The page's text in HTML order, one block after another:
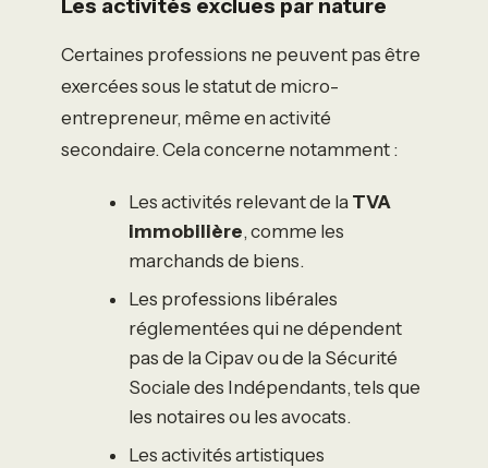
Certaines professions ne peuvent pas être
exercées sous le statut de micro-
entrepreneur, même en activité
secondaire. Cela concerne notamment :
Les activités relevant de la TVA
immobilière, comme les
marchands de biens.
Les professions libérales
réglementées qui ne dépendent
pas de la Cipav ou de la Sécurité
Sociale des Indépendants, tels que
les notaires ou les avocats.
Les activités artistiques